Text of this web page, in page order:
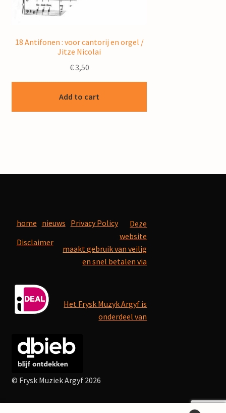
18 Antifonen : voor cantorij en orgel /
Jitze Nicolai
€3,50
Add to cart
home nieuws Privacy Policy
Disclaimer
Deze
website
maakt gebruik van veilig
en snel betalen via
Het Frysk Muzyk Argyf is
onderdeel van
© Frysk Muziek Argyf 2026